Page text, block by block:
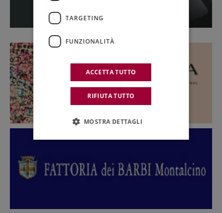
TARGETING
FUNZIONALITÀ
ACCETTA TUTTO
RIFIUTA TUTTO
MOSTRA DETTAGLI